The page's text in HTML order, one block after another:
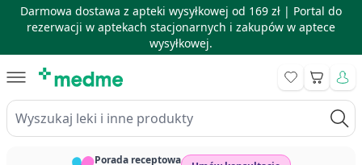
Darmowa dostawa z apteki wysyłkowej od 169 zł | Portal do
rezerwacji w aptekach stacjonarnych i zakupów w aptece
wysyłkowej.
Wyszukaj leki i inne produkty
Koszyk
Porada receptowa